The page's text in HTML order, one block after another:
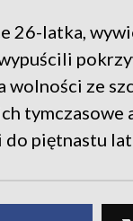
26-latka,
wolności ze
tymczasowe
piętnastu